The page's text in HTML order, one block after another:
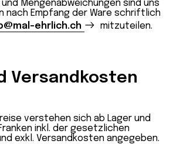
Mengenabweichungen sind uns
nach Empfang der Ware schriftlich
ehrlich.ch mitzuteilen.
Versandkosten
verstehen sich ab Lager und
inkl. der gesetzlichen
exkl. Versandkosten angegeben.